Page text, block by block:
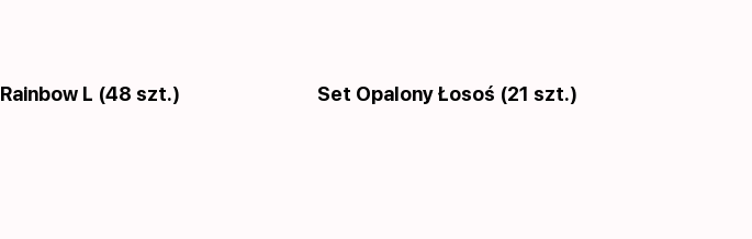
Rainbow L (48 szt.) Set Opalony Łosoś (21 szt.)